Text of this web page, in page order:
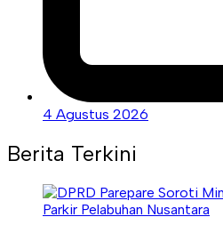
4 Agustus 2026
Berita Terkini